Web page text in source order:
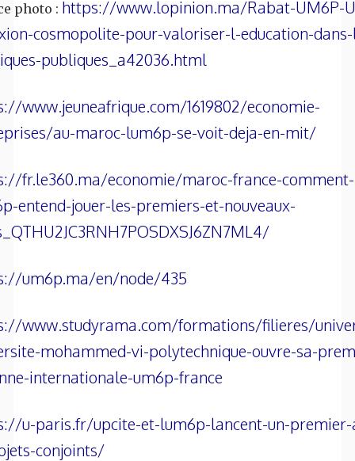
photo : https://www.lopinion.ma/Rabat-UM6P-
cosmopolite-pour-valoriser-l-education-
publiques_a42036.html
www.jeuneafrique.com/1619802/economie-
au-maroc-lum6p-se-voit-deja-en-mit/
fr.le360.ma/economie/maroc-france-comment-
entend-jouer-les-premiers-et-nouveaux-
um6p.ma/en/node/435
www.studyrama.com/formations/filieres/
mohammed-vi-polytechnique-ouvre-sa-
internationale-um6p-france
u-paris.fr/upcite-et-lum6p-lancent-un-
conjoints/